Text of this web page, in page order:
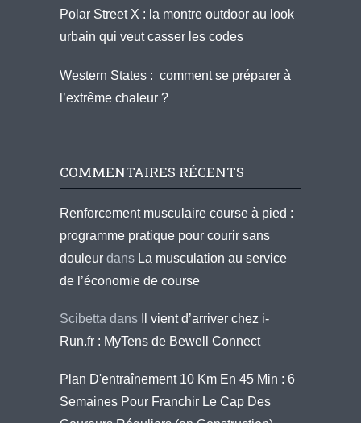
Polar Street X : la montre outdoor au look
urbain qui veut casser les codes
Western States : comment se préparer à
l’extrême chaleur ?
COMMENTAIRES RÉCENTS
Renforcement musculaire course à pied :
programme pratique pour courir sans
douleur dans La musculation au service
de l’économie de course
Scibetta dans
Il vient d’arriver chez i-
Run.fr : MyTens de Bewell Connect
Plan D'entraînement 10 Km En 45 Min : 6
Semaines Pour Franchir Le Cap Des